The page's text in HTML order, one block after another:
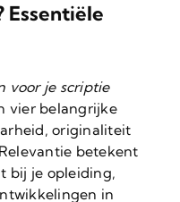
voor je scriptie
vier belangrijke
originaliteit
betekent
bij je opleiding,
in